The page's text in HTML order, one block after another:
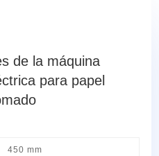
de la máquina
para papel
450 mm